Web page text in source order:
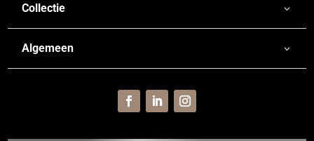
Collectie
Algemeen